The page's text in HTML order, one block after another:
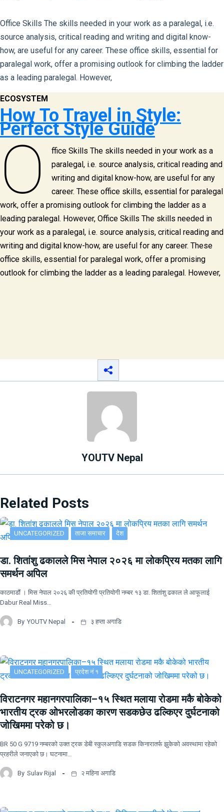
Office Skills The skills needed in your work as a paralegal, i.e.
source analysis, critical reading and writing and digital know-
how, are useful for any career. These office skills, essential for
paralegal work, offer a promising outlook for climbing the ladder
as a leading paralegal. However,
ECOSYSTEM
How To Travel in Style:
Perfect Style Guide
O
ffice Skills The skills needed in your work as a
paralegal, i.e. source analysis, critical reading and
writing and digital know-how, are useful for any
career. These office skills, essential for paralegal
work, offer a promising outlook for climbing the ladder as a
leading paralegal. However, Office Skills The skills needed in
your work as a paralegal, i.e. source analysis, critical reading and
writing and digital know-how, are useful for any career. These
office skills, essential for paralegal work, offer a promising
outlook for climbing the ladder as a leading paralegal. However,
YOUTV Nepal
Related Posts
UNCATEGORIZED ताजा समाचार देश
डा. शितांशु ढकालले मिस नेपाल २०२६ मा लोकप्रिय मतका लागि
समर्थन अपिल
काठमाडौं । मिस नेपाल २०२६ की प्रतियोगी प्रतियोगी नम्बर १३ डा. शितांशु ढकाल ले आफूलाई
Dabur Real Miss…
By YOUTV Nepal ३ हप्ता अगाडि
UNCATEGORIZED प्रदेश नं १
विराटनगर महानगरपालिका–१५ स्थित मलाया रोडमा मकै बोकेको
भारतीय ट्रक ओभरलोडका कारण सडकछेउ ढल्किएर दुर्घटनाको
जोखिममा परेको छ।
BR 50 G 9719 नम्बरको उक्त ट्रक डेबी स्कुलअगाडि सडक किनारातर्फ झुकेको अवस्थामा रहेको
प्रहरीले जनाएको छ। घटनामा…
By Sulav Rijal २ महिना अगाडि